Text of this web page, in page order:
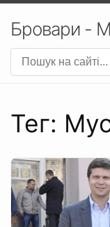
Бровари -
Тег: